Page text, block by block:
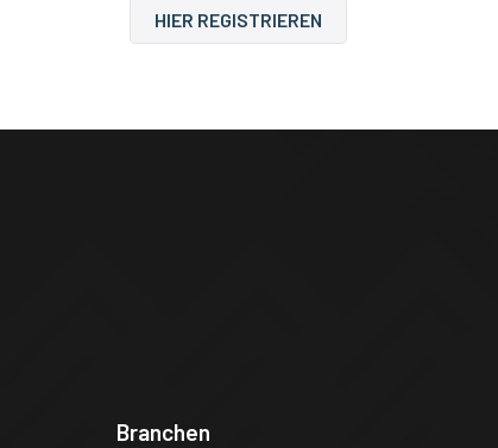
HIER REGISTRIEREN
Branchen